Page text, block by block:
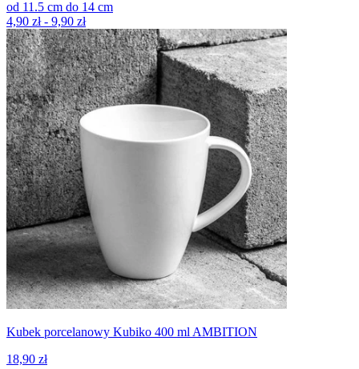
od 11.5 cm do 14 cm
4,90 zł - 9,90 zł
Kubek porcelanowy Kubiko 400 ml AMBITION
18,90 zł